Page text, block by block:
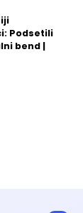
Podsetili
bend |